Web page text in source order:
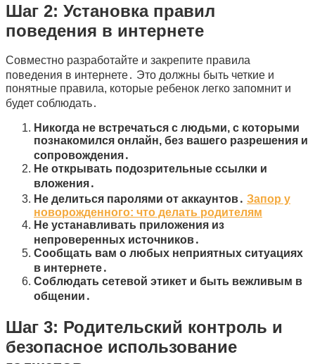
Шаг 2: Установка правил
поведения в интернете
Совместно разработайте и закрепите правила
поведения в интернете․ Это должны быть четкие и
понятные правила, которые ребенок легко запомнит и
будет соблюдать․
Никогда не встречаться с людьми, с которыми
познакомился онлайн, без вашего разрешения и
сопровождения․
Не открывать подозрительные ссылки и
вложения․
Не делиться паролями от аккаунтов․ Запор у
новорожденного: что делать родителям
Не устанавливать приложения из
непроверенных источников․
Сообщать вам о любых неприятных ситуациях
в интернете․
Соблюдать сетевой этикет и быть вежливым в
общении․
Шаг 3: Родительский контроль и
безопасное использование